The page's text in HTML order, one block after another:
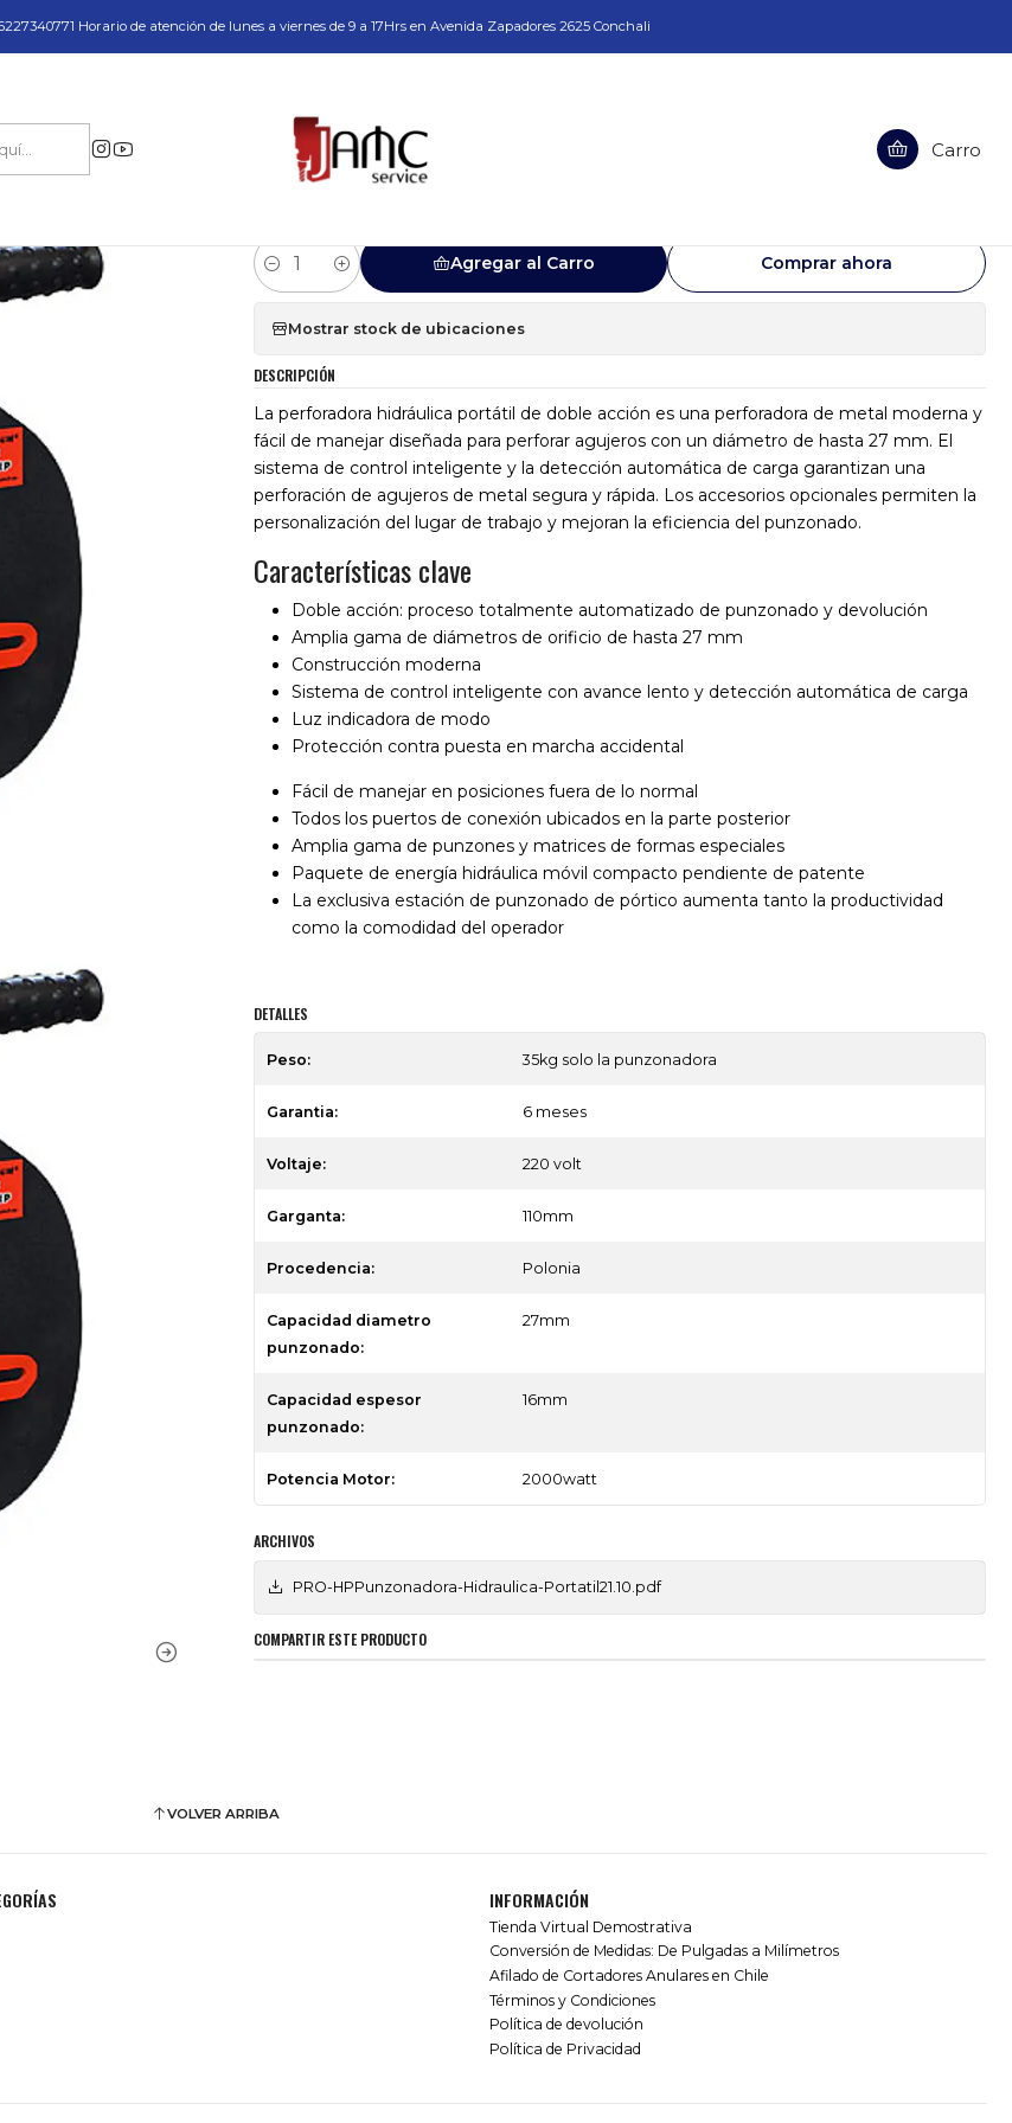
Técnico
Carro
Horario de atención de lunes a viernes de 9 a 17Hrs en Avenida Zapadores 2625 Conchali
PUNZONADORA PORTATIL HIDRAULICA PROMOTECH
Cantidad
Agregar al Carro Comprar ahora
Mostrar stock de ubicaciones
DESCRIPCIÓN
La perforadora hidráulica portátil de doble acción es una perforadora de metal moderna y
fácil de manejar diseñada para perforar agujeros con un diámetro de hasta 27 mm. El
sistema de control inteligente y la detección automática de carga garantizan una
perforación de agujeros de metal segura y rápida. Los accesorios opcionales permiten la
personalización del lugar de trabajo y mejoran la eficiencia del punzonado.
Características clave
Doble acción: proceso totalmente automatizado de punzonado y devolución
Amplia gama de diámetros de orificio de hasta 27 mm
Construcción moderna
Sistema de control inteligente con avance lento y detección automática de carga
Luz indicadora de modo
Protección contra puesta en marcha accidental
Fácil de manejar en posiciones fuera de lo normal
Todos los puertos de conexión ubicados en la parte posterior
Amplia gama de punzones y matrices de formas especiales
Paquete de energía hidráulica móvil compacto pendiente de patente
La exclusiva estación de punzonado de pórtico aumenta tanto la productividad
como la comodidad del operador
DETALLES
Peso: 35kg solo la punzonadora
Garantia: 6 meses
Voltaje: 220 volt
Garganta: 110mm
Procedencia: Polonia
Capacidad diametro
punzonado:
27mm
Capacidad espesor
punzonado:
16mm
Potencia Motor: 2000watt
ARCHIVOS
PRO-HPPunzonadora-Hidraulica-Portatil21.10.pdf
COMPARTIR ESTE PRODUCTO
VOLVER ARRIBA
INFORMACIÓN
Tienda Virtual Demostrativa
Conversión de Medidas: De Pulgadas a Milímetros
Afilado de Cortadores Anulares en Chile
Términos y Condiciones
Política de devolución
Política de Privacidad